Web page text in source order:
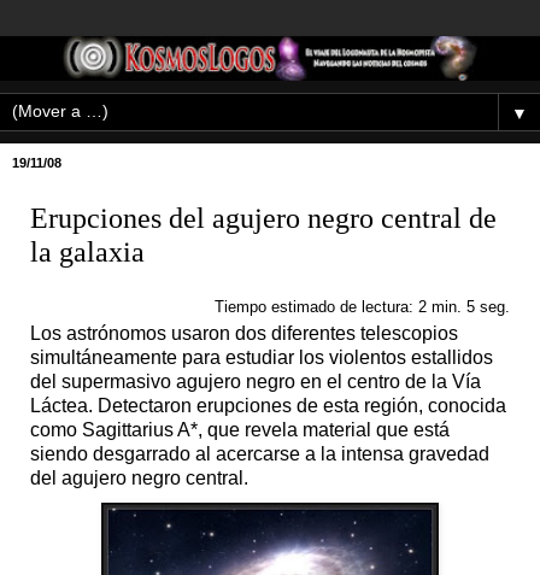
▼
19/11/08
Erupciones del agujero negro central de
la galaxia
Tiempo estimado de lectura: 2 min. 5 seg.
Los astrónomos usaron dos diferentes telescopios
simultáneamente para estudiar los violentos estallidos
del supermasivo agujero negro en el centro de la Vía
Láctea. Detectaron erupciones de esta región, conocida
como Sagittarius A*, que revela material que está
siendo desgarrado al acercarse a la intensa gravedad
del agujero negro central.